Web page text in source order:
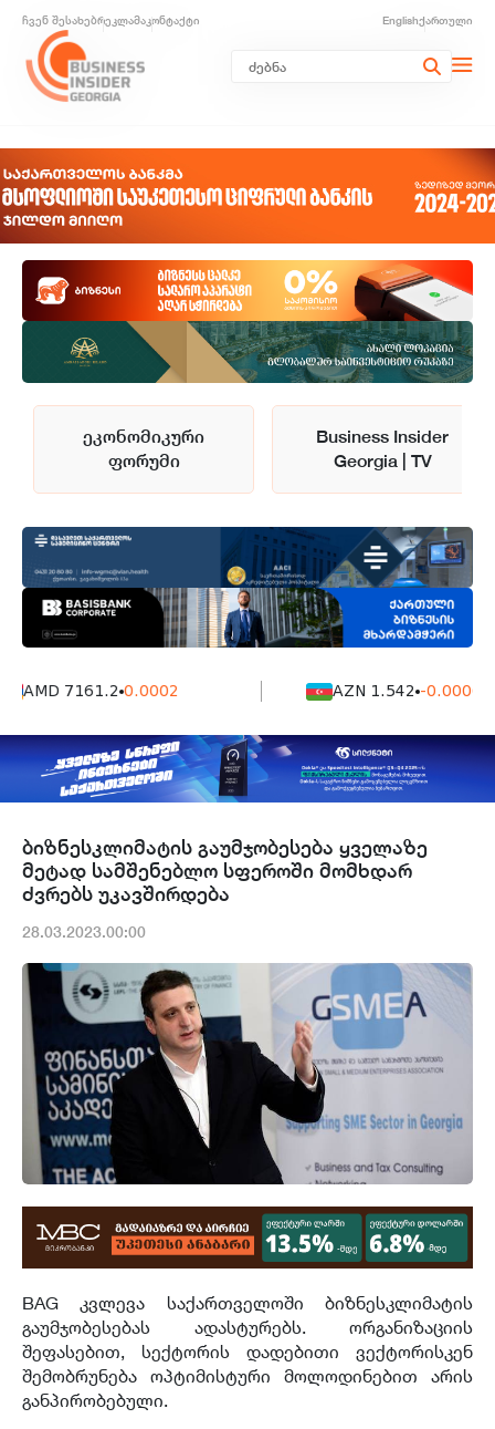
ჩვენ შესახებრეკლამაკონტაქტი Englishქართული
ეკონომიკური
ფორუმი
Business Insider
Georgia | TV
AMD 7161.2 0.0002 AZN 1.542 -0.0006
ბიზნესკლიმატის გაუმჯობესება ყველაზე
მეტად სამშენებლო სფეროში მომხდარ
ძვრებს უკავშირდება
28.03.2023.00:00
BAG კვლევა საქართველოში ბიზნესკლიმატის
გაუმჯობესებას ადასტურებს. ორგანიზაციის
შეფასებით, სექტორის დადებითი ვექტორისკენ
შემობრუნება ოპტიმისტური მოლოდინებით არის
განპირობებული.